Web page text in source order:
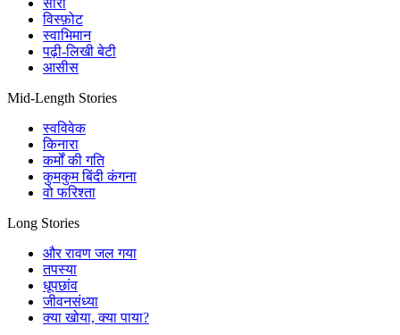
सॉरी
विस्फ़ोट
स्वाभिमान
पढ़ी-लिखी बेटी
आसीस
Mid-Length Stories
स्वविवेक
किनारा
कर्मों की गति
कुमकुम बिंदी कंगना
वो फरिश्ता
Long Stories
और रावण जल गया
तपस्या
धूपछांव
जीवनसंध्या
क्या खोया, क्या पाया?